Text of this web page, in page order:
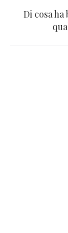
post
Di cosa